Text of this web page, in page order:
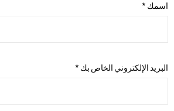
اسمك *
البريد الإلكتروني الخاص بك *